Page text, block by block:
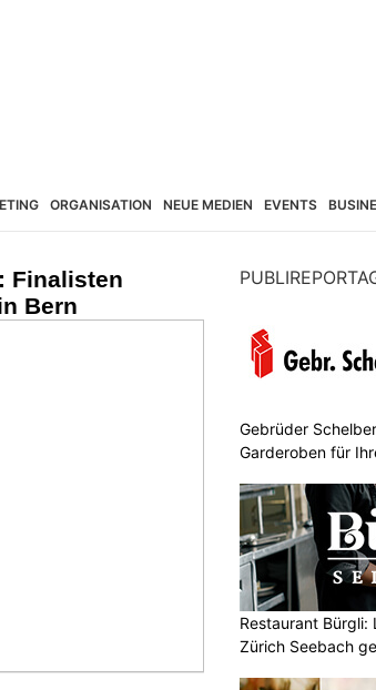
ORGANISATION NEUE MEDIEN EVENTS
Finalisten
Bern
Gebrüder
Garderoben für
Restaurant Bürgli:
Zürich Seebach